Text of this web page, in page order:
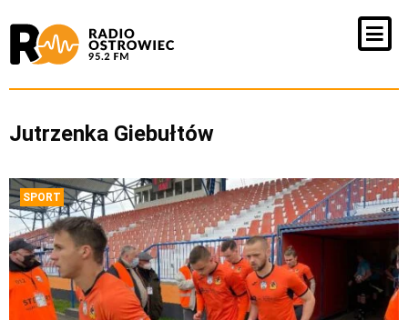
Jutrzenka Giebułtów
SPORT